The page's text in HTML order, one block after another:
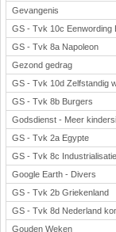
Gevangenis
GS - Tvk 10c Eenwording
GS - Tvk 8a Napoleon
Gezond gedrag
GS - Tvk 10d Zelfstandig
GS - Tvk 8b Burgers
Godsdienst - Meer
GS - Tvk 2a Egypte
GS - Tvk 8c Industrialisatie
Google Earth - Divers
GS - Tvk 2b Griekenland
GS - Tvk 8d Nederland
Gouden Weken